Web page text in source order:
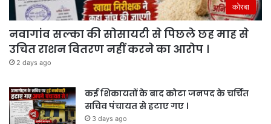
कोरबा
नवागांव सल्का की सोसायटी से पिछले छह माह से
उचित राशन वितरण नहीं करने का आरोप ।
2 days ago
कई शिकायतों के बाद कोटा जनपद के चर्चित
सचिव पंचायत से हटाए गए ।
3 days ago